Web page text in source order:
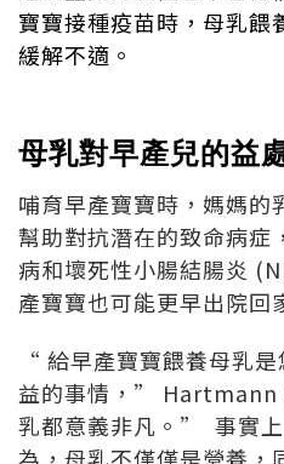
寶寶接種疫苗時，母乳餵
緩解不適。
母乳對早產兒的益
哺育早產寶寶時，媽媽的
幫助對抗潛在的致命病症
病和壞死性小腸結腸炎
產寶寶也可能更早出院回
“ 給早產寶寶餵養母乳
益的事情，” Hartmann
乳都意義非凡。” 事實